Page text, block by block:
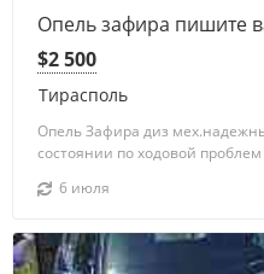
Опель зафира пишите
Тирасполь
$2 500
Опель Зафира диз
состоянии по ходовой проблем
6 июля